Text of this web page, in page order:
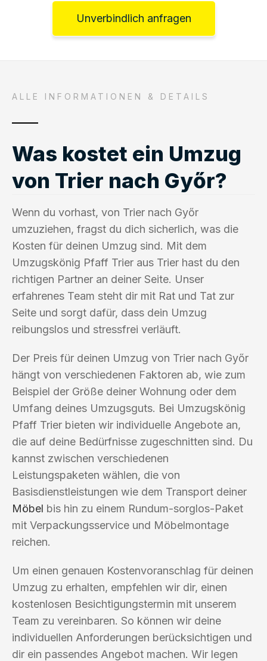
Unverbindlich anfragen
ALLE INFORMATIONEN & DETAILS
Was kostet ein Umzug
von Trier nach Győr?
Wenn du vorhast, von Trier nach Győr
umzuziehen, fragst du dich sicherlich, was die
Kosten für deinen Umzug sind. Mit dem
Umzugskönig Pfaff Trier aus Trier hast du den
richtigen Partner an deiner Seite. Unser
erfahrenes Team steht dir mit Rat und Tat zur
Seite und sorgt dafür, dass dein Umzug
reibungslos und stressfrei verläuft.
Der Preis für deinen Umzug von Trier nach Győr
hängt von verschiedenen Faktoren ab, wie zum
Beispiel der Größe deiner Wohnung oder dem
Umfang deines Umzugsguts. Bei Umzugskönig
Pfaff Trier bieten wir individuelle Angebote an,
die auf deine Bedürfnisse zugeschnitten sind. Du
kannst zwischen verschiedenen
Leistungspaketen wählen, die von
Basisdienstleistungen wie dem Transport deiner
Möbel bis hin zu einem Rundum-sorglos-Paket
mit Verpackungsservice und Möbelmontage
reichen.
Um einen genauen Kostenvoranschlag für deinen
Umzug zu erhalten, empfehlen wir dir, einen
kostenlosen Besichtigungstermin mit unserem
Team zu vereinbaren. So können wir deine
individuellen Anforderungen berücksichtigen und
dir ein passendes Angebot machen. Wir legen